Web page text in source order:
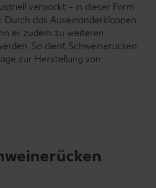
verpackt – in dieser Form
Durch das Auseinanderklappen
er zudem zu weiteren
So dient Schweinerücken
zur Herstellung von